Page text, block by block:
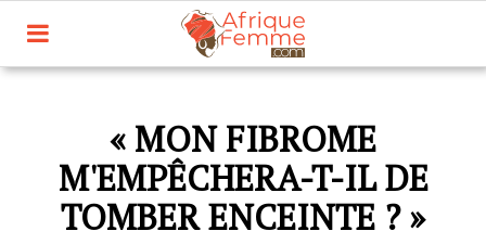
« MON FIBROME
M'EMPÊCHERA-T-IL DE
TOMBER ENCEINTE ? »